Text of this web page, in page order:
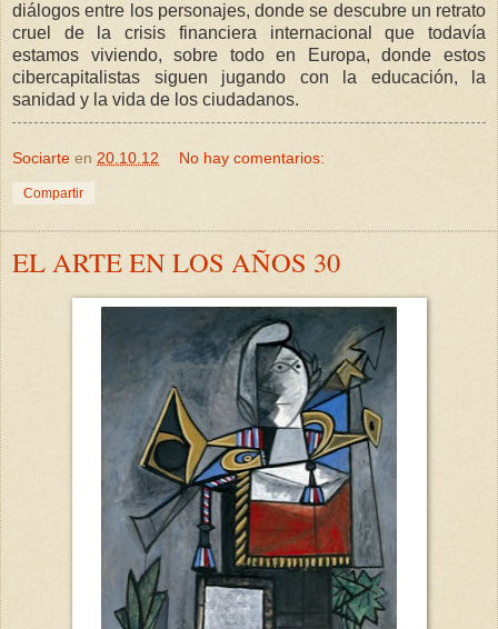
diálogos entre los personajes, donde se descubre un retrato
cruel de la crisis financiera internacional que todavía
estamos viviendo, sobre todo en Europa, donde estos
cibercapitalistas siguen jugando con la educación, la
sanidad y la vida de los ciudadanos.
Sociarte en 20.10.12 No hay comentarios:
Compartir
EL ARTE EN LOS AÑOS 30